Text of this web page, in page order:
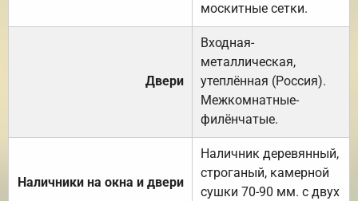
москитные сетки.
Двери
Входная-
металлическая,
утеплённая (Россия).
Межкомнатные-
филёнчатые.
Наличники на окна и двери
Наличник деревянный,
строганый, камерной
сушки 70-90 мм. с двух